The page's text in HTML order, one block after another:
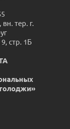
тер. г.
стр. 1Б